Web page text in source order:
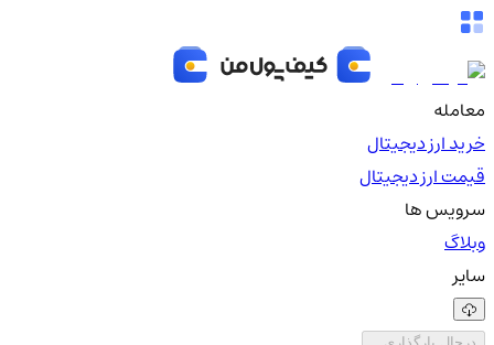
معامله
خرید ارز دیجیتال
قیمت ارز دیجیتال
سرویس ها
وبلاگ
سایر